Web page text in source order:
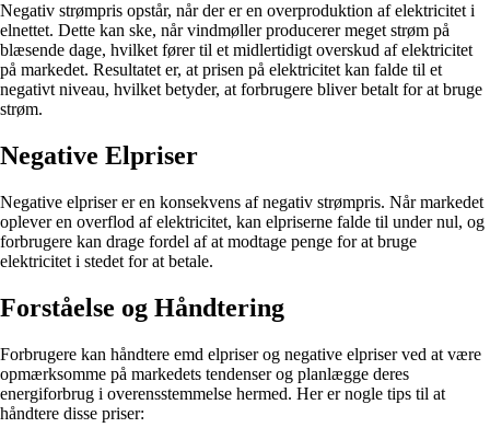
Negativ strømpris opstår, når der er en overproduktion af elektricitet i
elnettet. Dette kan ske, når vindmøller producerer meget strøm på
blæsende dage, hvilket fører til et midlertidigt overskud af elektricitet
på markedet. Resultatet er, at prisen på elektricitet kan falde til et
negativt niveau, hvilket betyder, at forbrugere bliver betalt for at bruge
strøm.
Negative Elpriser
Negative elpriser er en konsekvens af negativ strømpris. Når markedet
oplever en overflod af elektricitet, kan elpriserne falde til under nul, og
forbrugere kan drage fordel af at modtage penge for at bruge
elektricitet i stedet for at betale.
Forståelse og Håndtering
Forbrugere kan håndtere emd elpriser og negative elpriser ved at være
opmærksomme på markedets tendenser og planlægge deres
energiforbrug i overensstemmelse hermed. Her er nogle tips til at
håndtere disse priser: